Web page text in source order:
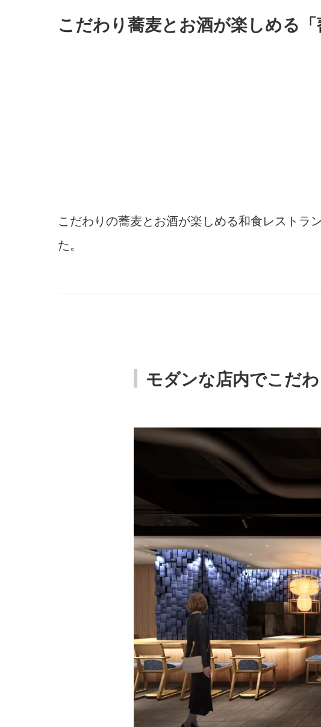
こだわり蕎麦とお酒が楽しめる
こだわりの蕎麦とお酒が楽しめる和食レストラ
た。
モダンな店内でこだ